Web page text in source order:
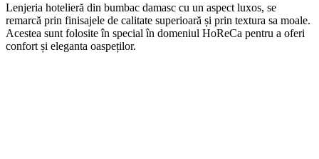
Lenjeria hotelieră din bumbac damasc cu un aspect luxos, se
remarcă prin finisajele de calitate superioară și prin textura sa moale.
Acestea sunt folosite în special în domeniul HoReCa pentru a oferi
confort și eleganta oaspeților.